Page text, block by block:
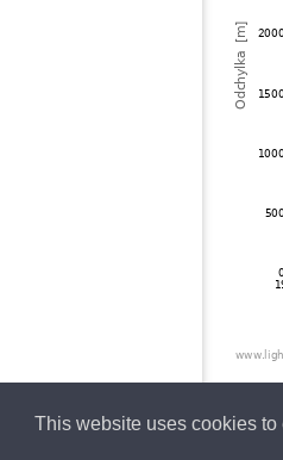
This website uses cookies